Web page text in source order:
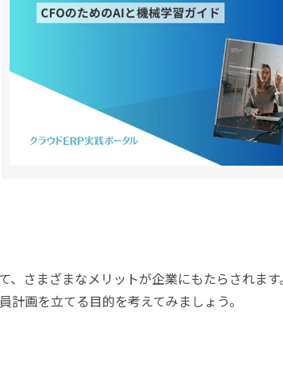
さまざまなメリットが企業にもたらされます
画を立てる目的を考えてみましょう。